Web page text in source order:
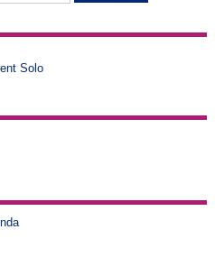
Solo